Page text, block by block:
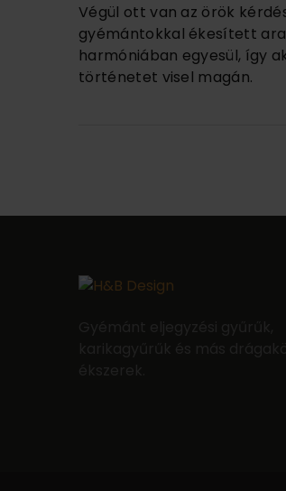
Végül ott van az örök
gyémántokkal ékesített
harmóniában egyesül, így
történetet visel magán.